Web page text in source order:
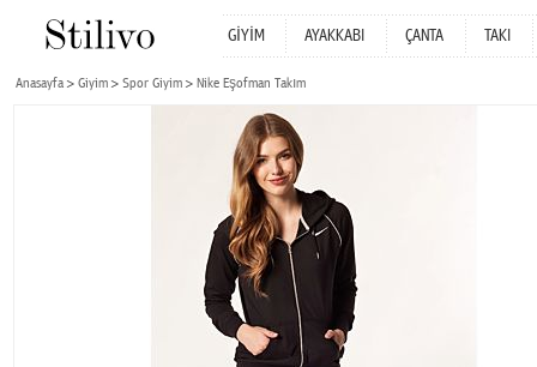
GİYİM AYAKKABI ÇANTA TAKI
Anasayfa Giyim Spor Giyim Nike Eşofman Takım